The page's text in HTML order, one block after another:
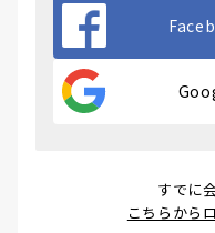
すでに
こちらから